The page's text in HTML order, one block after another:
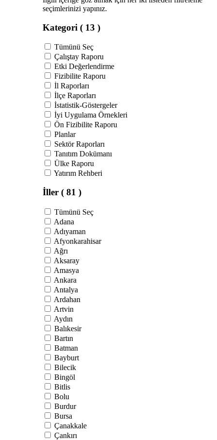
seçimlerinizi yapınız.
Kategori ( 13 )
Tümünü Seç
Çalıştay Raporu
Etki Değerlendirme
Fizibilite Raporu
İl Raporları
İlçe Raporları
İstatistik-Göstergeler
İyi Uygulama Örnekleri
Ön Fizibilite Raporu
Planlar
Sektör Raporları
Tanıtım Dokümanı
Ülke Raporu
Yatırım Rehberi
İller ( 81 )
Tümünü Seç
Adana
Adıyaman
Afyonkarahisar
Ağrı
Aksaray
Amasya
Ankara
Antalya
Ardahan
Artvin
Aydın
Balıkesir
Bartın
Batman
Bayburt
Bilecik
Bingöl
Bitlis
Bolu
Burdur
Bursa
Çanakkale
Çankırı